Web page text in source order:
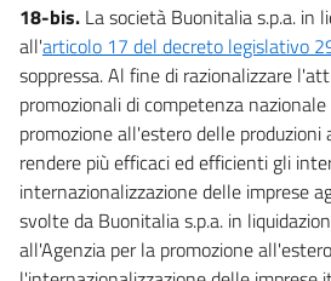
18-bis. La società Buonitalia s.p.a. in
all'articolo 17 del decreto legislativo
soppressa. Al fine di razionalizzare
promozionali di competenza
promozione all'estero delle
rendere più efficaci ed efficienti gli
internazionalizzazione delle imprese
svolte da Buonitalia s.p.a. in
all'Agenzia per la promozione